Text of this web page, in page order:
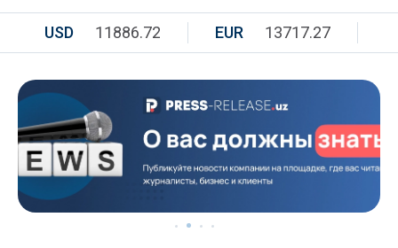
USD 11886.72 EUR 13717.27